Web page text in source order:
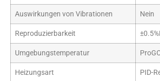
Auswirkungen von Vibrationen Nein
Reproduzierbarkeit
Umgebungstemperatur
Heizungsart PID-